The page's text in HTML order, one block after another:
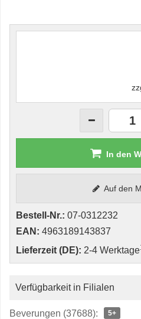
In den
Auf den
Bestell-Nr.: 07-0312232
EAN: 4963189143837
Lieferzeit (DE): 2-4 Werktage
Verfügbarkeit in Filialen
Beverungen (37688): 5+